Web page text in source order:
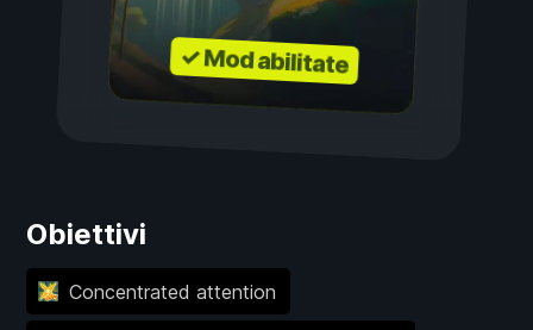
✓ Mod abilitate
Obiettivi
Concentrated attention